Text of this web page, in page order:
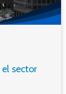
sector